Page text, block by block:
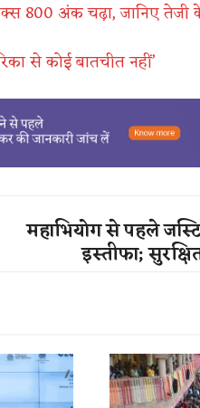
800 अंक चढ़ा, जानिए
से कोई बातचीत नहीं’
महाभियोग से पहले
इस्तीफा;